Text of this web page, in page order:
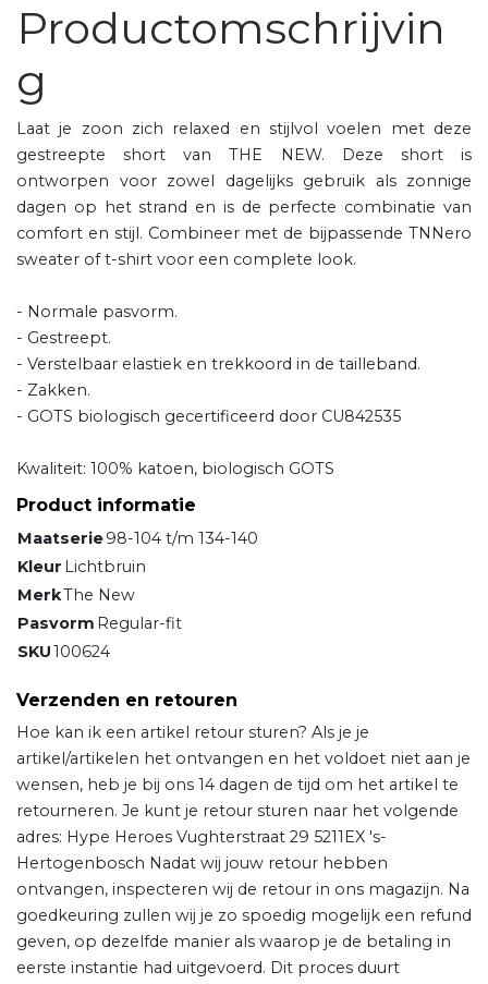
Productomschrijvin
g
Laat je zoon zich relaxed en stijlvol voelen met deze
gestreepte short van THE NEW. Deze short is
ontworpen voor zowel dagelijks gebruik als zonnige
dagen op het strand en is de perfecte combinatie van
comfort en stijl. Combineer met de bijpassende TNNero
sweater of t-shirt voor een complete look.
- Normale pasvorm.
- Gestreept.
- Verstelbaar elastiek en trekkoord in de tailleband.
- Zakken.
- GOTS biologisch gecertificeerd door CU842535
Kwaliteit: 100% katoen, biologisch GOTS
Product informatie
Maatserie98-104 t/m 134-140
Kleur Lichtbruin
MerkThe New
Pasvorm Regular-fit
SKU100624
Verzenden en retouren
Hoe kan ik een artikel retour sturen? Als je je
artikel/artikelen het ontvangen en het voldoet niet aan je
wensen, heb je bij ons 14 dagen de tijd om het artikel te
retourneren. Je kunt je retour sturen naar het volgende
adres: Hype Heroes Vughterstraat 29 5211EX 's-
Hertogenbosch Nadat wij jouw retour hebben
ontvangen, inspecteren wij de retour in ons magazijn. Na
goedkeuring zullen wij je zo spoedig mogelijk een refund
geven, op dezelfde manier als waarop je de betaling in
eerste instantie had uitgevoerd. Dit proces duurt